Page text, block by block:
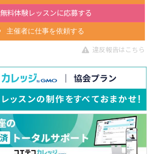
無料体験レッスンに応募する
主催者に仕事を依頼する
違反報告はこちら